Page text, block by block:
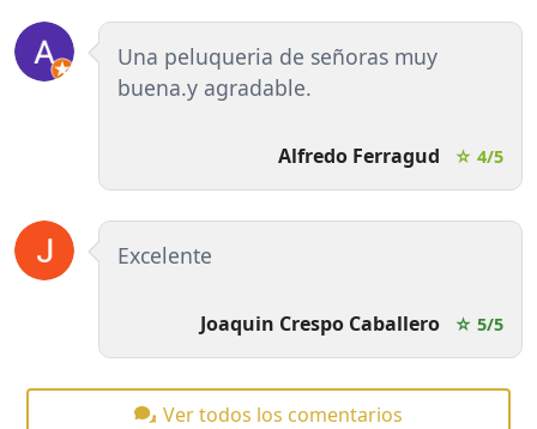
Una peluqueria de señoras muy
buena.y agradable.
Alfredo Ferragud ☆ 4/5
Excelente
Joaquin Crespo Caballero ☆ 5/5
Ver todos los comentarios